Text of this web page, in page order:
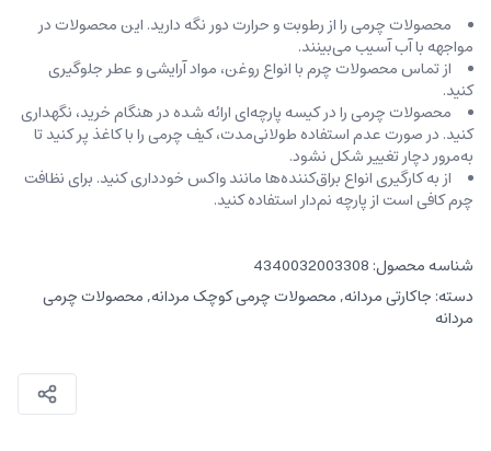
محصولات چرمی را از رطوبت و حرارت دور نگه دارید. این محصولات در
مواجهه با آب آسیب می‌بینند.
از تماس محصولات چرم با انواع روغن‌، مواد آرایشی و عطر جلوگیری
کنید.
محصولات چرمی را در کیسه‌ پارچه‌ای ارائه شده در هنگام خرید، ‌نگهداری
کنید. در صورت عدم استفاده طولانی‌مدت، کیف‌ چرمی را با کاغذ پر کنید تا
به‌مرور دچار تغییر شکل نشود.
از به کارگیری انواع براق‌کننده‌ها مانند واکس خودداری کنید. برای نظافت
چرم کافی است از پارچه‌ نم‌دار استفاده کنید.
شناسه محصول: 4340032003308
دسته: جاکارتی مردانه,محصولات چرمی کوچک مردانه,محصولات چرمی
مردانه